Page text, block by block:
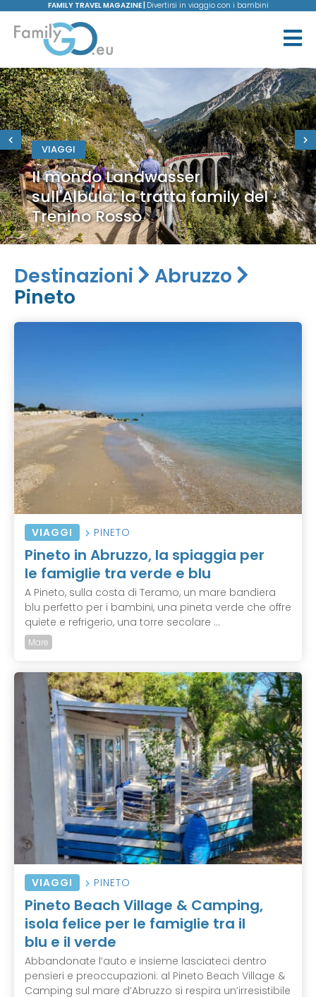
FAMILY TRAVEL MAGAZINE | Divertirsi in viaggio con i bambini
VIAGGI
Il mondo Landwasser
sull'Albula: la tratta family del
Trenino Rosso
Destinazioni
Abruzzo
Pineto
VIAGGI PINETO
Pineto in Abruzzo, la spiaggia per
le famiglie tra verde e blu
A Pineto, sulla costa di Teramo, un mare bandiera
blu perfetto per i bambini, una pineta verde che offre
quiete e refrigerio, una torre secolare ...
Mare
VIAGGI PINETO
Pineto Beach Village & Camping,
isola felice per le famiglie tra il
blu e il verde
Abbandonate l’auto e insieme lasciateci dentro
pensieri e preoccupazioni: al Pineto Beach Village &
Camping sul mare d’Abruzzo si respira un’irresistibile